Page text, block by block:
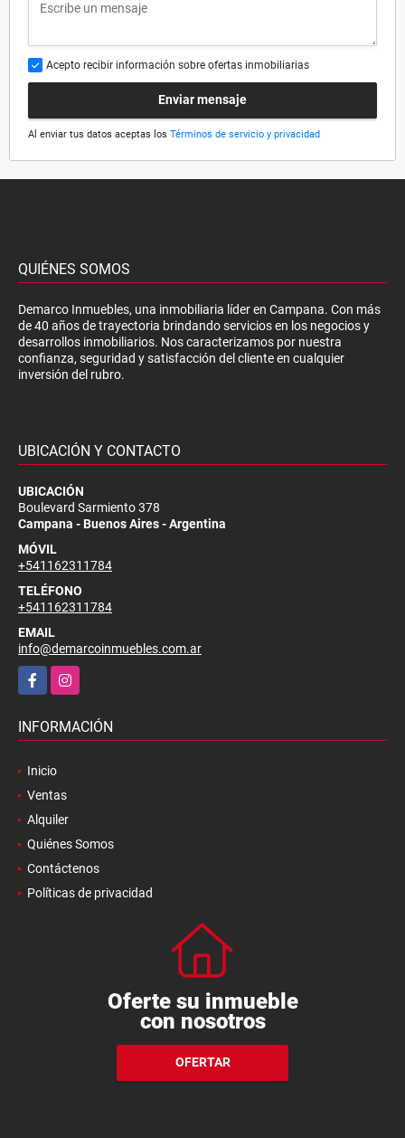
Acepto recibir información sobre ofertas inmobiliarias
Enviar mensaje
Al enviar tus datos aceptas los Términos de servicio y privacidad
QUIÉNES SOMOS
Demarco Inmuebles, una inmobiliaria líder en Campana. Con más
de 40 años de trayectoria brindando servicios en los negocios y
desarrollos inmobiliarios. Nos caracterizamos por nuestra
confianza, seguridad y satisfacción del cliente en cualquier
inversión del rubro.
UBICACIÓN Y CONTACTO
UBICACIÓN
Boulevard Sarmiento 378
Campana - Buenos Aires - Argentina
MÓVIL
+541162311784
TELÉFONO
+541162311784
EMAIL
info@demarcoinmuebles.com.ar
FacebookInstagram
INFORMACIÓN
Inicio
Ventas
Alquiler
Quiénes Somos
Contáctenos
Políticas de privacidad
Oferte su inmueble
con nosotros
OFERTAR